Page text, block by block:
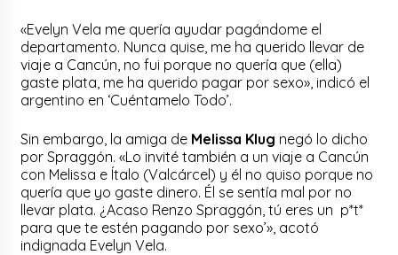
«Evelyn Vela me quería ayudar pagándome el
departamento. Nunca quise, me ha querido llevar de
viaje a Cancún, no fui porque no quería que (ella)
gaste plata, me ha querido pagar por sexo», indicó el
argentino en ‘Cuéntamelo Todo’.
Sin embargo, la amiga de Melissa Klug negó lo dicho
por Spraggón. «Lo invité también a un viaje a Cancún
con Melissa e Ítalo (Valcárcel) y él no quiso porque no
quería que yo gaste dinero. Él se sentía mal por no
llevar plata. ¿Acaso Renzo Spraggón, tú eres un p*t*
para que te estén pagando por sexo’», acotó
indignada Evelyn Vela.